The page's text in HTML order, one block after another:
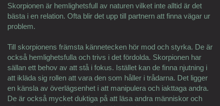
Skorpionen är hemlighetsfull av naturen vilket inte alltid är det
bästa i en relation. Ofta blir det upp till partnern att finna vägar ur
problem.
Till skorpionens främsta kännetecken hör mod och styrka. De är
också hemlighetsfulla och trivs i det fördolda. Skorpionen har
sällan ett behov av att stå i fokus. Istället kan de finna njutning i
att ikläda sig rollen att vara den som håller i trådarna. Det ligger
en känsla av överlägsenhet i att manipulera och iakttaga andra.
De är också mycket duktiga på att läsa andra människor och